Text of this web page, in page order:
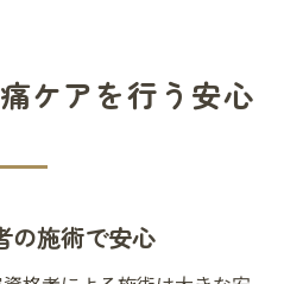
ケアを行う安心
の施術で安心